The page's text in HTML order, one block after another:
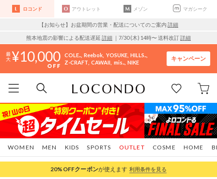
ロコンド アウトレット メゾン マガシーク
【お知らせ】お盆期間の営業・配送についてのご案内 詳細
熊本地震の影響による配送遅延 詳細 ｜7/30 (木) 14時〜 送料改訂詳細
10,000 COLE.. Reebok YOSUKE HILLS..
Z-CRAFT CAWAII mis.. NIKE
キャンペーン
WOMEN MEN KIDS SPORTS COSME HOME
OUTLET
20%OFFクーポンが使えます 利用条件を見る